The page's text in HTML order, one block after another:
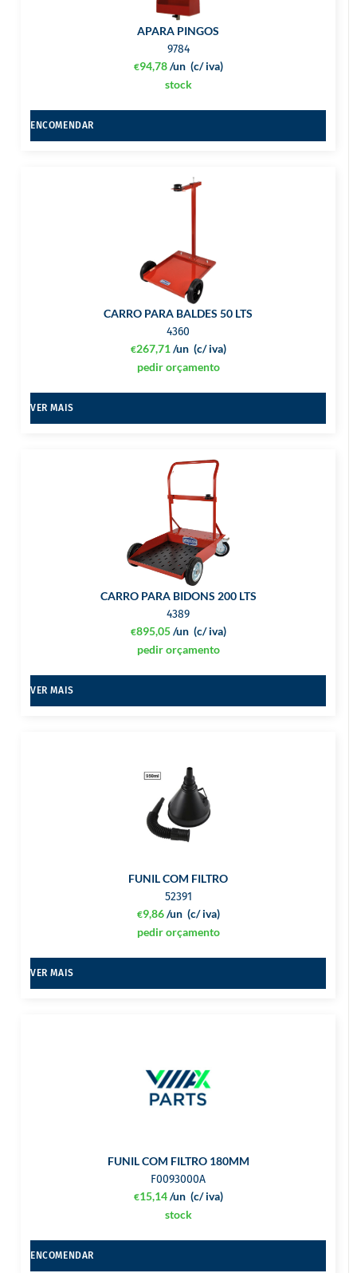
APARA PINGOS
9784
€94,78 (c/ iva)
/un
stock
ENCOMENDAR
CARRO PARA BALDES 50 LTS
4360
€267,71 (c/ iva)
/un
pedir orçamento
VER MAIS
CARRO PARA BIDONS 200 LTS
4389
€895,05 (c/ iva)
/un
pedir orçamento
VER MAIS
FUNIL COM FILTRO
52391
€9,86 (c/ iva)
/un
pedir orçamento
VER MAIS
FUNIL COM FILTRO 180MM
F0093000A
€15,14 (c/ iva)
/un
stock
ENCOMENDAR